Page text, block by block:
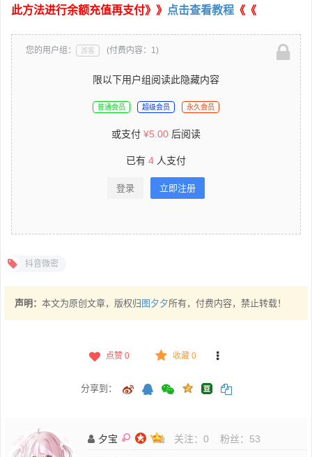
此方法进行余额充值再支付》》 点击查看教程 《《
您的用户组： 游客 (付费内容：1)
限以下用户组阅读此隐藏内容
普通会员 超级会员 永久会员
或支付 ¥5.00 后阅读
已有 4 人支付
登录 立即注册
抖音微密
声明： 本文为原创文章，版权归 图夕夕所有，付费内容，禁止转载！
点赞 0 收藏 0
分享到：
夕宝 关注： 0 粉丝： 53